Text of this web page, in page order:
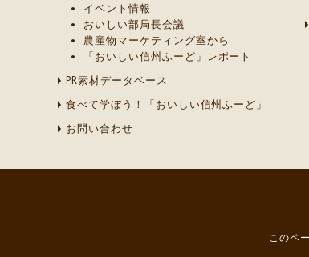
イベント情報
おいしい部局長会議
農産物マーケティング室から
「おいしい信州ふーど」レポート
PR素材データベース
食べて学ぼう！「おいしい信州ふーど」
お問い合わせ
このペ